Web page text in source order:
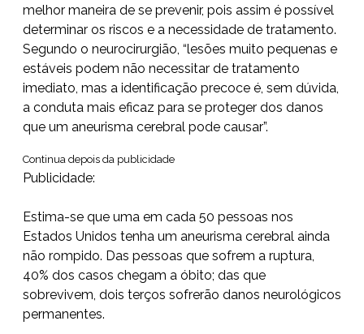
melhor maneira de se prevenir, pois assim é possível
determinar os riscos e a necessidade de tratamento.
Segundo o neurocirurgião, “lesões muito pequenas e
estáveis podem não necessitar de tratamento
imediato, mas a identificação precoce é, sem dúvida,
a conduta mais eficaz para se proteger dos danos
que um aneurisma cerebral pode causar”.
Continua depois da publicidade
Publicidade:
Estima-se que uma em cada 50 pessoas nos
Estados Unidos tenha um aneurisma cerebral ainda
não rompido. Das pessoas que sofrem a ruptura,
40% dos casos chegam a óbito; das que
sobrevivem, dois terços sofrerão danos neurológicos
permanentes.